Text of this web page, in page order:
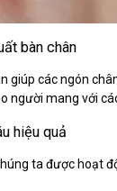
bàn chân
giúp các ngón
người mang với
hiệu quả
ta được hoạt